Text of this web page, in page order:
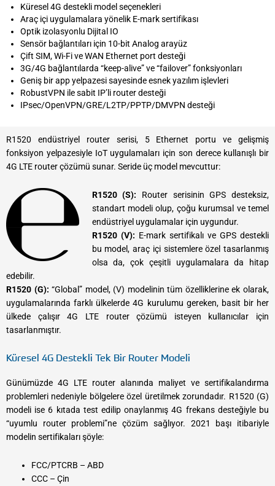
Küresel 4G destekli model seçenekleri
Araç içi uygulamalara yönelik E-mark sertifikası
Optik izolasyonlu Dijital IO
Sensör bağlantıları için 10-bit Analog arayüz
Çift SIM, Wi-Fi ve WAN Ethernet port desteği
3G/4G bağlantılarda “keep-alive” ve “failover” fonksiyonları
Geniş bir app yelpazesi sayesinde esnek yazılım işlevleri
RobustVPN ile sabit IP’li router desteği
IPsec/OpenVPN/GRE/L2TP/PPTP/DMVPN desteği
R1520 endüstriyel router serisi, 5 Ethernet portu ve gelişmiş
fonksiyon yelpazesiyle IoT uygulamaları için son derece kullanışlı bir
4G LTE router çözümü sunar. Seride üç model mevcuttur:
R1520 (S): Router serisinin GPS desteksiz,
standart modeli olup, çoğu kurumsal ve temel
endüstriyel uygulamalar için uygundur.
R1520 (V): E-mark sertifikalı ve GPS destekli
bu model, araç içi sistemlere özel tasarlanmış
olsa da, çok çeşitli uygulamalara da hitap
edebilir.
R1520 (G): “Global” model, (V) modelinin tüm özelliklerine ek olarak,
uygulamalarında farklı ülkelerde 4G kurulumu gereken, basit bir her
ülkede çalışır 4G LTE router çözümü isteyen kullanıcılar için
tasarlanmıştır.
Küresel 4G Destekli Tek Bir Router Modeli
Günümüzde 4G LTE router alanında maliyet ve sertifikalandırma
problemleri nedeniyle bölgelere özel üretilmek zorundadır. R1520 (G)
modeli ise 6 kıtada test edilip onaylanmış 4G frekans desteğiyle bu
“uyumlu router problemi”ne çözüm sağlıyor. 2021 başı itibariyle
modelin sertifikaları şöyle:
FCC/PTCRB – ABD
CCC – Çin